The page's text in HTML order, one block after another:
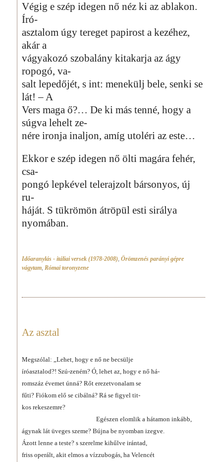
Végig e szép idegen nő néz ki az ablakon.
Író-
asztalom úgy tereget papirost a kezéhez,
akár a
vágyakozó szobalány kitakarja az ágy
ropogó, va-
salt lepedőjét, s int: menekülj bele, senki se
lát! – A
Vers maga ő?… De ki más tenné, hogy a
súgva lehelt ze-
nére ironja inaljon, amíg utoléri az este…
Ekkor e szép idegen nő ölti magára fehér,
csa-
pongó lepkével telerajzolt bársonyos, új
ru-
háját. S tükrömön átröpül esti sirálya
nyomában.
Időaranylás - itáliai versek (1978-2008), Örömzenés parányi gépre
vágytam, Római toronyzene
Az asztal
Megszólal: „Lehet, hogy e nő ne becsülje
íróasztalod?! Szú-zeném? Ó, lehet az, hogy e nő há-
romszáz évemet únná? Rőt erezetvonalam se
fűti? Fiókom elő se cibálná? Rá se figyel tit-
kos rekeszemre?
Egészen elomlik a hátamon inkább,
ágynak lát üveges szeme? Bújna be nyomban izegve.
Ázott lenne a teste? s szerelme kihűlve irántad,
friss operált, akit elmos a vízzubogás, ha Velencét